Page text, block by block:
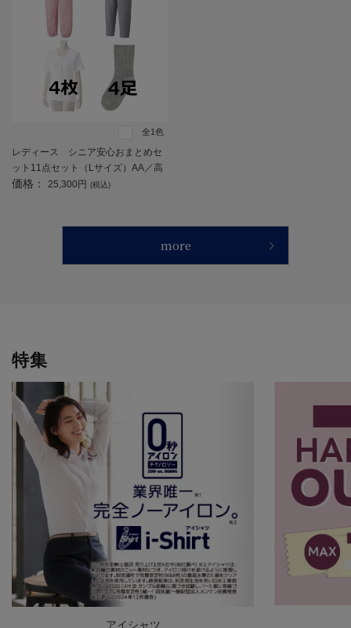
全1色
レディース シニア安心おまとめセ
ット11点セット（Lサイズ）AA／高
齢者／シニア／入居／入所／介護／
価格： 25,300円 (税込)
more
特集
アイシャツ